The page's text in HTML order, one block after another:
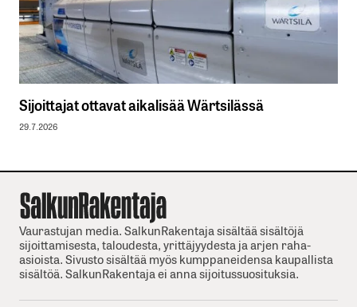
Sijoittajat ottavat aikalisää Wärtsilässä
29.7.2026
Vaurastujan media. SalkunRakentaja sisältää sisältöjä
sijoittamisesta, taloudesta, yrittäjyydesta ja arjen raha-
asioista. Sivusto sisältää myös kumppaneidensa kaupallista
sisältöä. SalkunRakentaja ei anna sijoitussuosituksia.